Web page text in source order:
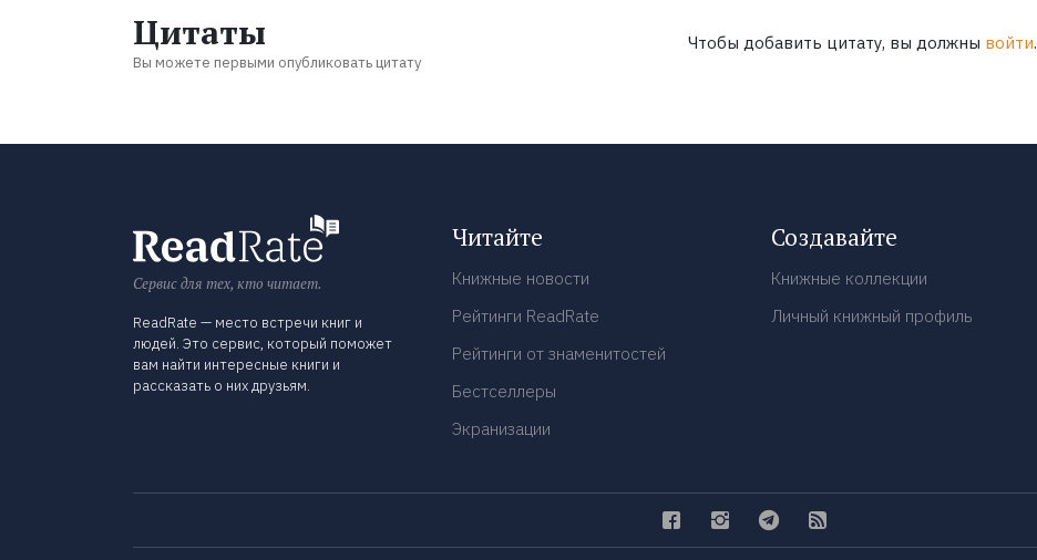
Цитаты
Вы можете первыми опубликовать цитату
Чтобы добавить цитату, вы должны войти.
Сервис для тех, кто читает.
ReadRate — место встречи книг и
людей. Это сервис, который поможет
вам найти интересные книги и
рассказать о них друзьям.
Читайте
Книжные новости
Рейтинги ReadRate
Рейтинги от знаменитостей
Бестселлеры
Экранизации
Создавайте
Книжные коллекции
Личный книжный профиль